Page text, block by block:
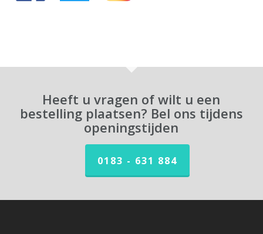
Heeft u vragen of wilt u een
bestelling plaatsen? Bel ons tijdens
openingstijden
0183 - 631 884